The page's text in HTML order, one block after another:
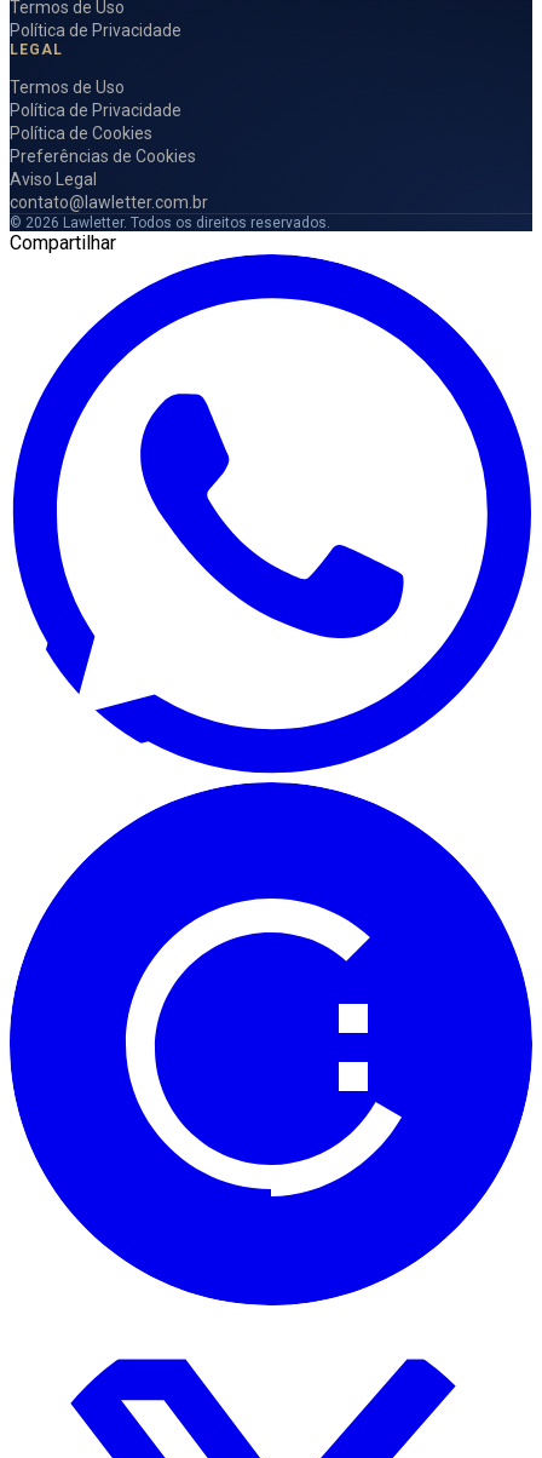
Termos de Uso
Política de Privacidade
LEGAL
Termos de Uso
Política de Privacidade
Política de Cookies
Preferências de Cookies
Aviso Legal
contato@lawletter.com.br
© 2026 Lawletter. Todos os direitos reservados.
Compartilhar